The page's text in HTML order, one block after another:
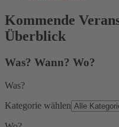
Kommende
Überblick
Was? Wann? Wo?
Was?
Kategorie wählen